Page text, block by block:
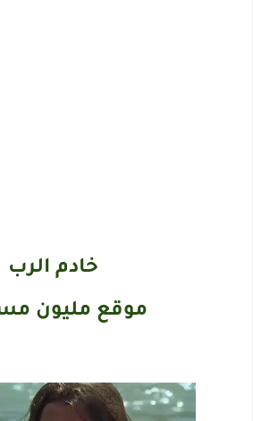
خادم الرب
موقع مليون